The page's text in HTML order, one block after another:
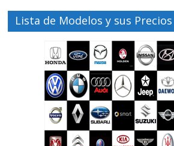
Lista de Modelos y sus Precios